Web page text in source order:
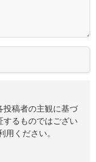
投稿者の主観に基づ
するものではござい
用ください。